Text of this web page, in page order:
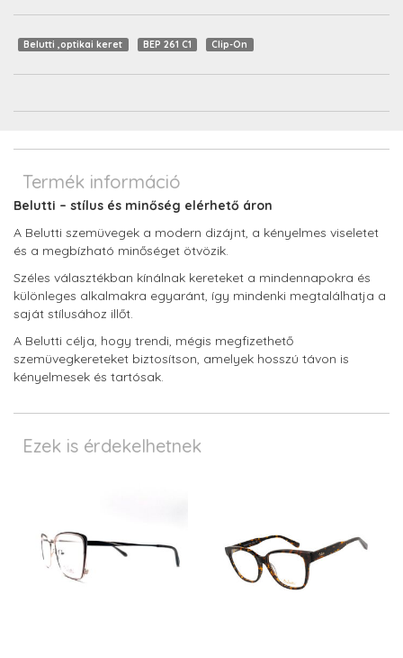
Belutti ,optikai keret BEP 261 C1 Clip-On
Termék információ
Belutti – stílus és minőség elérhető áron
A Belutti szemüvegek a modern dizájnt, a kényelmes viseletet
és a megbízható minőséget ötvözik.
Széles választékban kínálnak kereteket a mindennapokra és
különleges alkalmakra egyaránt, így mindenki megtalálhatja a
saját stílusához illőt.
A Belutti célja, hogy trendi, mégis megfizethető
szemüvegkereteket biztosítson, amelyek hosszú távon is
kényelmesek és tartósak.
Ezek is érdekelhetnek